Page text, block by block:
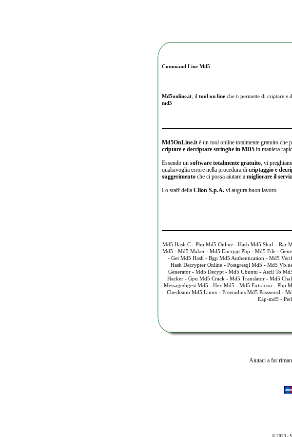
Command Line Md5
Md5online.it, il tool on lineche ti permette di criptare e
md5
Md5OnLine.itè un tool online totalmente gratuito che
criptare e decriptare stringhe in MD5in maniera
Essendo un software totalmente gratuito, vi
qualsivoglia errore nella procedura di criptaggio e
suggerimentoche ci possa aiutare a migliorare il
Lo staff della Clion S.p.A.vi augura buon lavoro.
Md5 Hash C- Php Md5 Online- Hash Md5 Sha1 - Rar
Md5 - Md5 Maker - Md5 Encrypt Php - Md5 File -
- Get Md5 Hash - Bgp Md5 Authentication - Md5
Hash Decrypter Online - Postgresql Md5 - Md5
Generator - Md5 Decypt - Md5 Ubuntu - Ascii To
Hacker- Gpu Md5 Crack - Md5 Translator- Md5
Messagedigest Md5 - Hex Md5 - Md5 Extractor - Php
Checksum Md5 Linux - Freeradius Md5 Password -
Eap-md5 -
Aiutaci a far
© 2023 -